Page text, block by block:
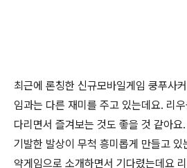
최근에 론칭한 신규모바일게임 쿵푸사
임과는 다른 재미를 주고 있는데요. 리
다리면서 즐겨보는 것도 좋을 것 같아요
기발한 발상이 무척 흥미롭게 만들고 있
약게임으로 소개하면서 기다렸는데요